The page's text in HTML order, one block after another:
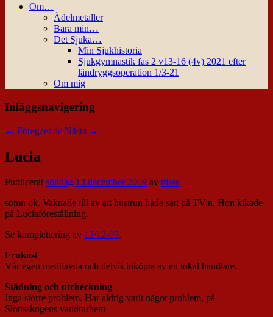
Om…
Ädelmetaller
Bara min…
Det Sjuka…
Min Sjukhistoria
Sjukgymnastik fas 2 v13-16 (4v) 2021 efter
ländryggsoperation 1/3-21
Om mig
Inläggsnavigering
← Föregående Nästa →
Lucia
Publiceratsöndag 13 december 2009 av nisse
sömn ok. Vaknade till av att hustrun hade satt på TV:n. Hon kikade
på Luciaföreställning.
Se komplettering av 12/12-09.
Frukost
Vår egen medhavda och delvis inköpta av en lokal handlare.
Städning och utcheckning
Inga större problem. Har aldrig varit något problem, på
Slottsskogens vandrarhem